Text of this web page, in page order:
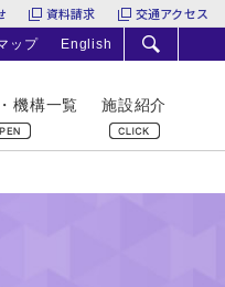
資料請求 交通アクセス
ップ English
機構一覧 施設紹介